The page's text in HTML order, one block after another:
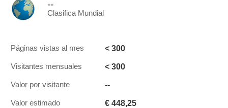
--
Clasifica Mundial
Páginas vistas al mes < 300
Visitantes mensuales < 300
Valor por visitante --
Valor estimado € 448,25